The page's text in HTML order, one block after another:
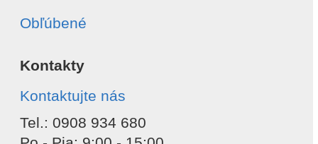
Obľúbené
Kontakty
Kontaktujte nás
Tel.: 0908 934 680